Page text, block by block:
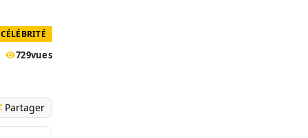
CÉLÉBRITÉ
729vues
Partager